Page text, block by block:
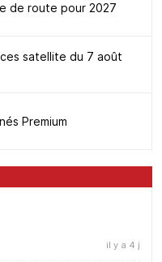
de route pour 2027
satellite du 7 août
Premium
il y a 4 j